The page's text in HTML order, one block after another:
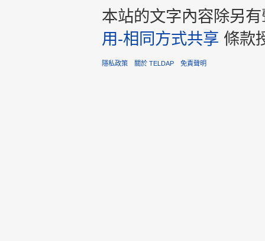
本站的文字內容除另
用-相同方式共享 條款
隱私政策 關於 TELDAP 免責聲明